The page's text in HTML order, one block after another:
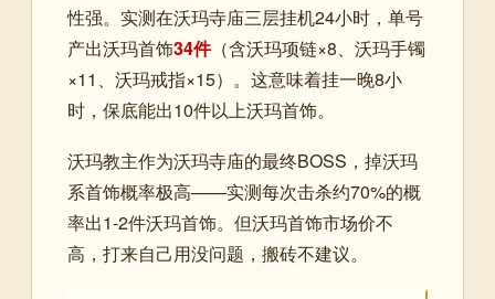
性强。实测在沃玛寺庙三层挂机24小时，单号
产出沃玛首饰34件（含沃玛项链×8、沃玛手镯
×11、沃玛戒指×15）。这意味着挂一晚8小
时，保底能出10件以上沃玛首饰。
沃玛教主作为沃玛寺庙的最终BOSS，掉沃玛
系首饰概率极高——实测每次击杀约70%的概
率出1-2件沃玛首饰。但沃玛首饰市场价不
高，打来自己用没问题，搬砖不建议。